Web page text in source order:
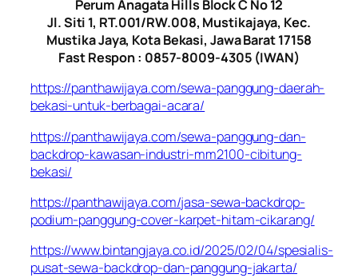
Perum Anagata Hills Block C No 12
Jl. Siti 1, RT.001/RW.008, Mustikajaya, Kec.
Mustika Jaya, Kota Bekasi, Jawa Barat 17158
Fast Respon : 0857-8009-4305 (IWAN)
https://panthawijaya.com/sewa-panggung-daerah-
bekasi-untuk-berbagai-acara/
https://panthawijaya.com/sewa-panggung-dan-
backdrop-kawasan-industri-mm2100-cibitung-
bekasi/
https://panthawijaya.com/jasa-sewa-backdrop-
podium-panggung-cover-karpet-hitam-cikarang/
https://www.bintangjaya.co.id/2025/02/04/spesialis-
pusat-sewa-backdrop-dan-panggung-jakarta/